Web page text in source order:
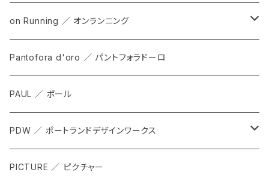
on Running ／ オンランニング
ALL
SHOES
APPAREL
ACCESSORIES
Pantofora d'oro ／ パントフォラドーロ
PAUL ／ ポール
PDW ／ ポートランドデザインワークス
ALL
PICTURE ／ ピクチャー